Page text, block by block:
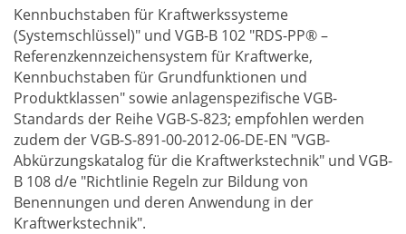
Kennbuchstaben für Kraftwerkssysteme
(Systemschlüssel)" und VGB-B 102 "RDS-PP® –
Referenzkennzeichensystem für Kraftwerke,
Kennbuchstaben für Grundfunktionen und
Produktklassen" sowie anlagenspezifische VGB-
Standards der Reihe VGB-S-823; empfohlen werden
zudem der VGB-S-891-00-2012-06-DE-EN "VGB-
Abkürzungskatalog für die Kraftwerkstechnik" und VGB-
B 108 d/e "Richtlinie Regeln zur Bildung von
Benennungen und deren Anwendung in der
Kraftwerkstechnik".